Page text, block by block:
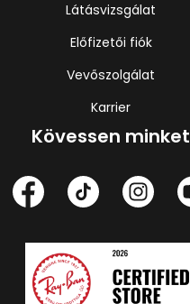
Látásvizsgálat
Előfizetői fiók
Vevőszolgálat
Karrier
Kövessen minket